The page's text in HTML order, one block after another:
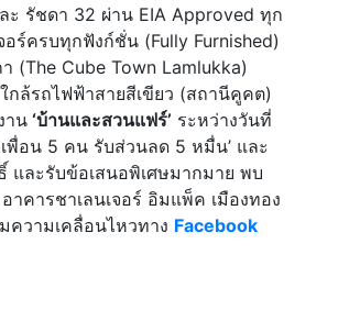
รัชดา 32 ผ่าน EIA Approved ทุก
ร์ครบทุกฟังก์ชั่น (Fully Furnished)
(The Cube Town Lamlukka)
ล้รถไฟฟ้าสายสีเขียว (สถานีคูคต)
าน ‘บ้านและสวนแฟร์’ ระหว่างวันที่
พื่อน 5 คน รับส่วนลด 5 หมื่น’ และ
และรับข้อเสนอพิเศษมากมาย พบ
คารชาเลนเจอร์ อิมแพ็ค เมืองทอง
ความเคลื่อนไหวทาง Facebook